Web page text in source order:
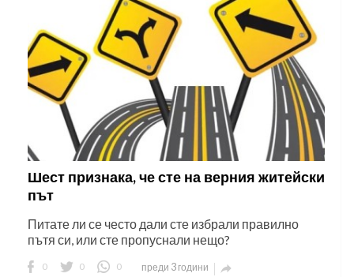
Шест признака, че сте на верния житейски
път
Питате ли се често дали сте избрали правилно
пътя си, или сте пропуснали нещо?
0 0 0 преди 3 години 